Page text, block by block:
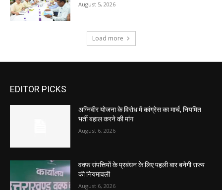
August 5, 2026
Load more
EDITOR PICKS
अग्निवीर योजना के विरोध में कांग्रेस का मार्च, नियमित
भर्ती बहाल करने की मांग
August 6, 2026
वक्फ संपत्तियों के प्रबंधन के लिए पहली बार बनेगी राज्य
की नियमावली
August 6, 2026